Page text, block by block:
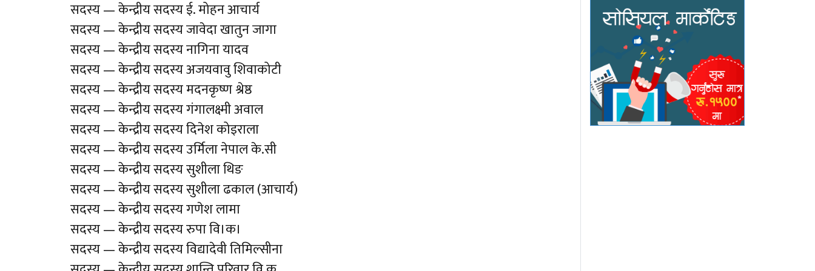
सदस्य — केन्द्रीय सदस्य ई. मोहन आचार्य
सदस्य — केन्द्रीय सदस्य जावेदा खातुन जागा
सदस्य — केन्द्रीय सदस्य नागिना यादव
सदस्य — केन्द्रीय सदस्य अजयवावु शिवाकोटी
सदस्य — केन्द्रीय सदस्य मदनकृष्ण श्रेष्ठ
सदस्य — केन्द्रीय सदस्य गंगालक्ष्मी अवाल
सदस्य — केन्द्रीय सदस्य दिनेश कोइराला
सदस्य — केन्द्रीय सदस्य उर्मिला नेपाल के.सी
सदस्य — केन्द्रीय सदस्य सुशीला थिङ
सदस्य — केन्द्रीय सदस्य सुशीला ढकाल (आचार्य)
सदस्य — केन्द्रीय सदस्य गणेश लामा
सदस्य — केन्द्रीय सदस्य रुपा वि।क।
सदस्य — केन्द्रीय सदस्य विद्यादेवी तिमिल्सीना